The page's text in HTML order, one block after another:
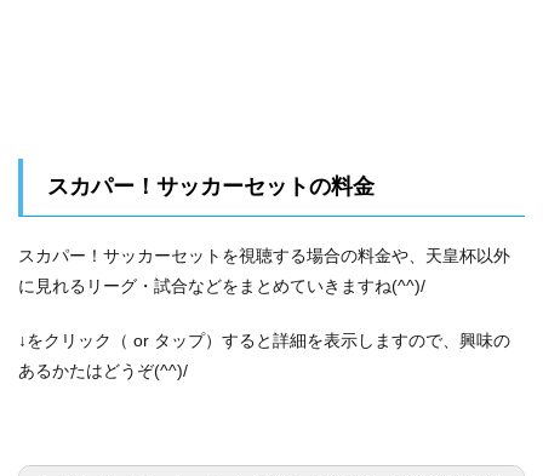
スカパー！サッカーセットの料金
スカパー！サッカーセットを視聴する場合の料金や、天皇杯以外
に見れるリーグ・試合などをまとめていきますね(^^)/
↓をクリック（ or タップ）すると詳細を表示しますので、興味の
あるかたはどうぞ(^^)/